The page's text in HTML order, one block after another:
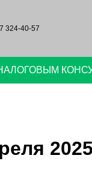
324-40-57